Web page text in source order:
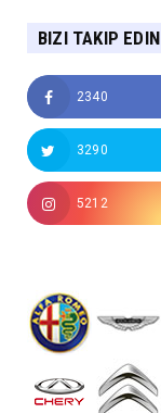
BIZI TAKIP EDIN
2340
3290
5212